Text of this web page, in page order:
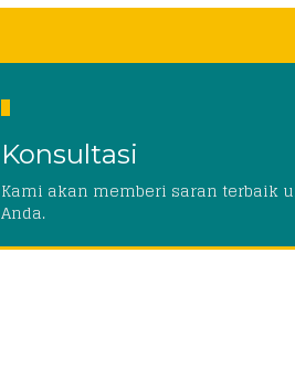
Konsultasi
Kami akan memberi saran terbaik
Anda.